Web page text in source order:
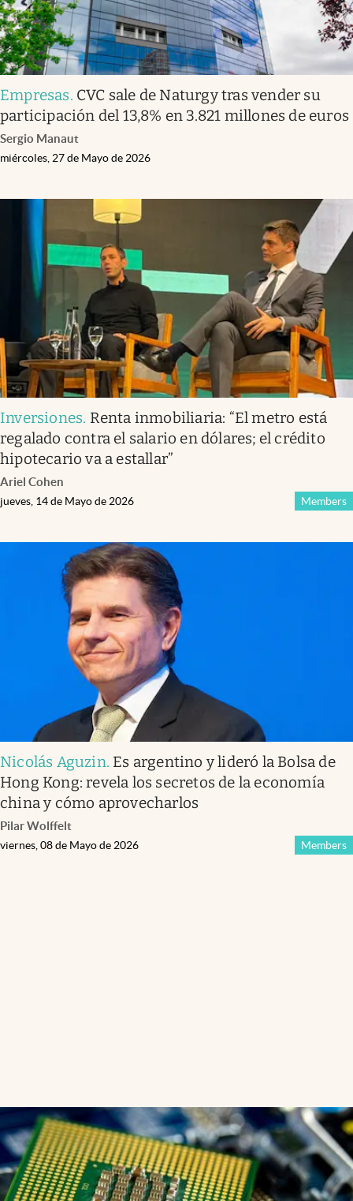
Empresas. CVC sale de Naturgy tras vender su
participación del 13,8% en 3.821 millones de euros
Sergio Manaut
miércoles, 27 de Mayo de 2026
Inversiones. Renta inmobiliaria: “El metro está
regalado contra el salario en dólares; el crédito
hipotecario va a estallar”
Ariel Cohen
Members
jueves, 14 de Mayo de 2026
Nicolás Aguzin. Es argentino y lideró la Bolsa de
Hong Kong: revela los secretos de la economía
china y cómo aprovecharlos
Pilar Wolffelt
Members
viernes, 08 de Mayo de 2026